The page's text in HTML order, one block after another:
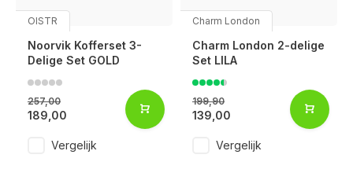
OISTR
Noorvik Kofferset 3-
Delige Set GOLD
257,00
189,00
Vergelijk
Charm London
Charm London 2-delige
Set LILA
199,90
139,00
Vergelijk